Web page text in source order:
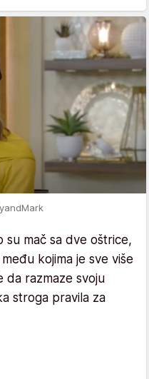
su mač sa dve oštrice,
kojima je sve više
da razmaze svoju
stroga pravila za